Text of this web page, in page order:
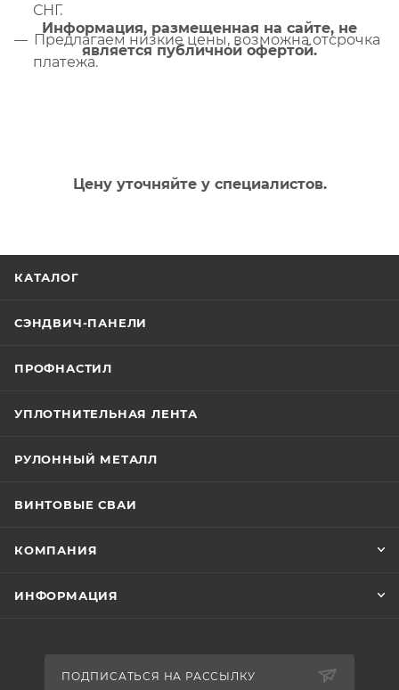
СНГ.
Предлагаем низкие цены, возможна отсрочка
платежа.
Информация, размещенная на сайте, не
является публичной офертой.
Цену уточняйте у специалистов.
КАТАЛОГ
СЭНДВИЧ-ПАНЕЛИ
ПРОФНАСТИЛ
УПЛОТНИТЕЛЬНАЯ ЛЕНТА
РУЛОННЫЙ МЕТАЛЛ
ВИНТОВЫЕ СВАИ
КОМПАНИЯ
ИНФОРМАЦИЯ
ПОДПИСАТЬСЯ НА РАССЫЛКУ